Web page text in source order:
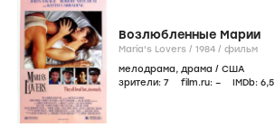
Возлюбленные Марии
Maria's Lovers / 1984 / фильм
мелодрама, драма / США
зрители: 7 film.ru: – IMDb: 6,5